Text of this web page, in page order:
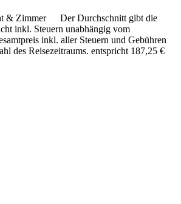
& Zimmer
Der Durchschnitt gibt die
inkl. Steuern unabhängig vom
inkl. aller Steuern und Gebühren
des Reisezeitraums. entspricht 187,25 €